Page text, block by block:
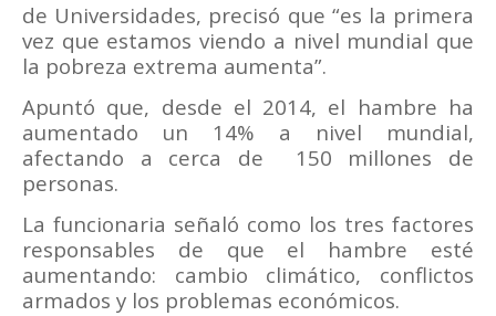
de Universidades, precisó que “es la primera
vez que estamos viendo a nivel mundial que
la pobreza extrema aumenta”.
Apuntó que, desde el 2014, el hambre ha
aumentado un 14% a nivel mundial,
afectando a cerca de
150 millones de
personas.
La funcionaria señaló como los tres factores
responsables de que el hambre esté
aumentando: cambio climático, conflictos
armados y los problemas económicos.